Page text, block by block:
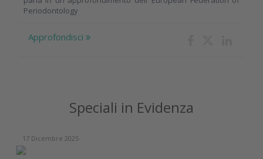
Periodontology
Approfondisci
Speciali in Evidenza
17 Dicembre 2025